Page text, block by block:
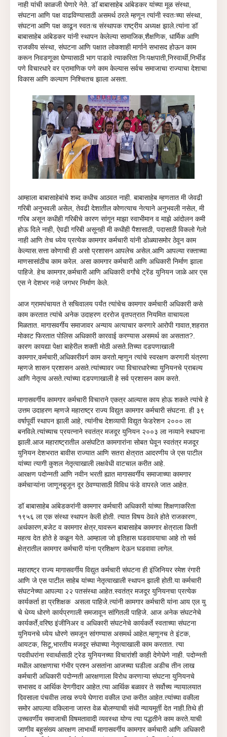
नाही यांची काळजी घेणारे नेते. डॉ बाबासाहेब आंबेडकर यांच्या मूळ संस्था,
संघटना आणि पक्ष वाढविण्यासाठी असमर्थ ठरले म्हणून त्यांनी स्वतःच्या संस्था,
संघटना आणि पक्ष काढून स्वतःच संस्थापक राष्ट्रीय अध्यक्ष झाले.त्यांना डॉ
बाबासाहेब आंबेडकर यांनी स्थापन केलेल्या सामाजिक,शैक्षणिक, धार्मिक आणि
राजकीय संस्था, संघटना आणि पक्षात लोकशाही मार्गाने सभासद होऊन काम
करून निवडणूका घेण्यासाठी भाग पाडावे त्याकरिता निःपक्षपाती,निस्वार्थी,निर्भीड
पणे विचारधारे वर प्रामाणिक पणे काम केल्यास सर्वच समाजाचा राज्याचा देशाचा
विकास आणि कल्याण निश्चितच झाला असता.
आम्हाला बाबासाहेबांचे शब्द कधीच आठवत नाही. बाबासाहेब म्हणतात मी जेवढी
गरिबी अनुभवली असेल, तेवढी देशातील कोणत्याच नेत्याने अनुभवली नसेल, मी
गरिब असून कधीही गरिबीचे कारण सांगून माझा स्वाभीमान व माझे आंदोलन कमी
होऊ दिले नाही, ऐवढी गरिबी असूनही मी कधीही पैशासाठी, पदासाठी विकलो गेलो
नाही आणि तेच ध्येय प्रत्येक कामगार कर्मचारी यांनी डोळ्यासमोर ठेवून काम
केल्यास.सत्ता कोणाची ही असो प्रशासन आपलेच असेल.आणि आपल्या रक्ताच्या
माणसासांठीच काम करेल. असा कामगार कर्मचारीआणि अधिकारी निर्माण झाला
पाहिजे. हेच कामगार,कर्मचारी आणि अधिकारी वर्गांचे ट्रेंड युनियन जाळे आर एस
एस ने देशभर नव्हे जगभर निर्माण केले.
आज ग्रामपंचायत ते सचिवालय पर्यंत त्यांचेच कामगार कर्मचारी अधिकारी कसे
काम करतात त्यांचे अनेक उदाहरण दररोज वृतपत्रात नियमित वाचायला
मिळतात. मागासवर्गीय समाजावर अन्याय अत्याचार करणारे आरोपी गावात,शहरात
मोकाट फिरतात पोलिस अधिकारी कारवाई करण्यास असमर्थ का असतात?.
कारण कायद्या पेक्षा बाहेरील शक्ती मोठी असते.तिच्या दडपणाखाली
कामगार,कर्मचारी,अधिकारीवर्ग काम करतो.म्हणुन त्यांचे स्वरक्षण करणारी यंत्रणा
म्हणजे शासन प्रशासन असते.त्यांच्यावर ज्या विचारधारेच्या युनियनचे प्राबल्य
आणि नेतृत्व असते.त्यांच्या दडपणाखाली हे सर्व प्रशासन काम करते.
मागासवर्गीय कामगार कर्मचारी विचाराने एकत्र आल्यास काय होऊ शकते त्यांचे हे
उत्तम उदाहरण म्हणजे महाराष्ट्र राज्य विद्युत कामगार कर्मचारी संघटना. ही ३९
वर्षापूर्वी स्थापन झाली आहे, त्यांनीच देशव्यापी विद्युत फेडरेशन २००० ला
बनविले.त्यांच्याच प्रयत्नाने स्वतंत्र मजदूर युनियन २००३ ला नव्याने स्थापना
झाली.आज महाराष्ट्रातील असंघटित कामगारांना सोबत घेवून स्वतंत्र मजदूर
युनियन देशभरात बावीस राज्यात आणि सतरा क्षेत्रात आदरणीय जे एस पाटील
यांच्या त्यागी कुशल नेतृत्वाखाली लक्षवेधीवाटचाल करीत आहे.
आरक्षण पदोन्नती आणि नवीन भरती ह्यात मागासवर्गीय समाजाच्या कामगार
कर्मचाऱ्यांना जाणूनबुजून दूर ठेवण्यासाठी विविध फंडे वापरले जात आहेत.
डॉ बाबासाहेब आंबेडकरांनीकामगार कर्मचारी अधिकारी यांच्या शिक्षणाकरिता
१९५६ ला एक संस्था स्थापन केली होती. त्यात विषय ठेवले होते राजकारण,
अर्थकारण,बजेट व कामगार क्षेत्र,यावरून बाबासाहेब कामगार क्षेत्राला किती
महत्व देत होते हे कळून येते. आम्हाला जो इतिहास घडवावयाचा आहे तो सर्व
क्षेत्रातील कामगार कर्मचारी यांना प्रशिक्षण देऊन घडवावा लागेल.
महाराष्ट्र राज्य मागासवर्गीय विद्युत कर्मचारी संघटना ही इंजिनियर रमेश रंगारी
आणि जे एस पाटील साहेब यांच्या नेतृत्वाखाली स्थापन झाली होती.या कर्मचारी
संघटनेच्याआपल्या २२ पतसंस्था आहेत. स्वतंत्र मजदूर युनियनचा प्रत्येक
कार्यकर्ता हा प्रशिक्षक असला पाहिजे.त्यांनी कामगार कर्मचारी यांना आय एल यु
चे धेय्य धोरणे कार्यप्रणाली समजावून सांगितली पाहिजे. आज अनेकसंघटनेचे
कार्यकर्ते,वरिष्ठ इंजीनिअर व अधिकारी संघटनेचे कार्यकर्ते स्वताच्या संघटना
युनियनचे ध्येय धोरणे समजून सांगण्यास असमर्थ आहेत.म्हणूनच ते इंटक,
आयटक, सिटू,भारतीय मजदूर संघाच्या नेतृत्वाखाली काम करतात. त्या
पदवीधरांना स्वार्थासाठी ट्रेड युनियनच्या विचारांशी काही देणेघेणे नाही. पदोन्नती
मधील आरक्षणाचा गंभीर प्रश्न असतांना आजच्या घडीला अडीच तीन लाख
कर्मचारी अधिकारी पदोन्नती आरक्षणाला विरोध करणाऱ्या संघटना युनियनचे
सभासद व आर्थिक देणगीदार आहेत.त्या आर्थिक बळावर ते सर्वोच्य न्यायालयात
दिवसाला पंचवीस लाख रुपये घेणारा वकील उभा करीत आहेत.त्यांच्या वकीला
समोर आपल्या वकिलाना जास्त वेळ बोलण्याची संधी न्यायमूर्ती देत नाही.तिथे ही
उच्चवर्णीय समाजाची विषमतावादी व्यवस्था योग्य त्या पद्धतीने काम करते.याची
जाणीव बहुसंख्य आरक्षण लाभार्थी मागासवर्गीय कामगार कर्मचारी आणि अधिकारी